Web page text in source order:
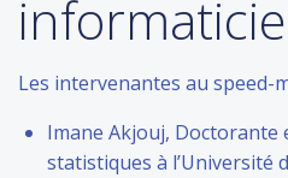
Les intervenantes au speed-
Imane Akjouj,
statistiques à l’Université